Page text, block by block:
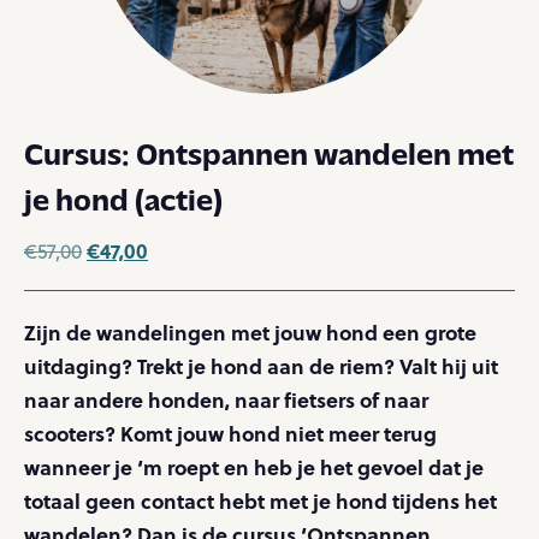
Cursus: Ontspannen wandelen met
je hond (actie)
€57,00€47,00
Zijn de wandelingen met jouw hond een grote
uitdaging? Trekt je hond aan de riem? Valt hij uit
naar andere honden, naar fietsers of naar
scooters? Komt jouw hond niet meer terug
wanneer je ‘m roept en heb je het gevoel dat je
totaal geen contact hebt met je hond tijdens het